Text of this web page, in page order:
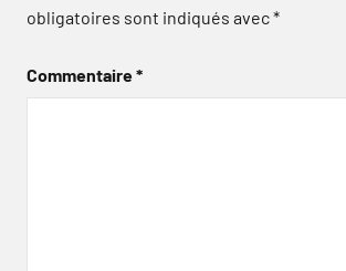
obligatoires sont indiqués avec*
Commentaire*